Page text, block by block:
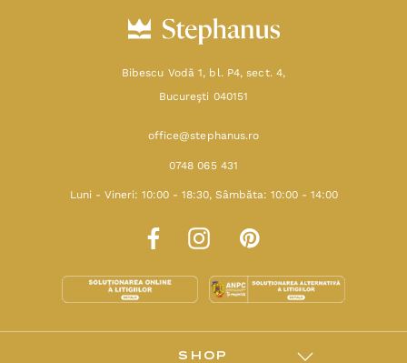
Bibescu Vodă 1, bl. P4, sect. 4,
Bucureşti 040151
office@stephanus.ro
0748 065 431
Luni - Vineri: 10:00 - 18:30, Sâmbăta: 10:00 - 14:00
SHOP